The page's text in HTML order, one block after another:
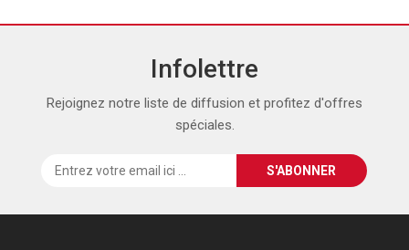
Infolettre
Rejoignez notre liste de diffusion et profitez d'offres
spéciales.